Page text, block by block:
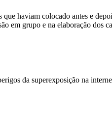
haviam colocado antes e
em grupo e na elaboração dos
da superexposição na